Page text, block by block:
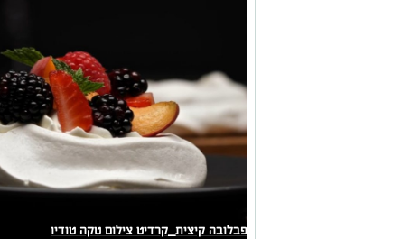
פבלובה קיצית_קרדיט צילום טקה טודיו